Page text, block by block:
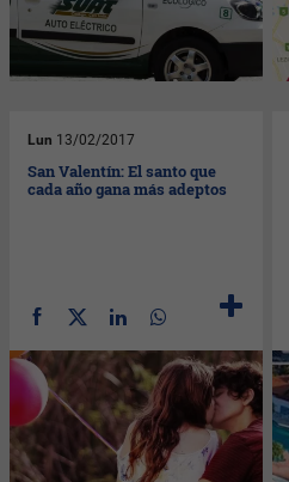
Lun 13/02/2017
San Valentín: El santo que
cada año gana más adeptos